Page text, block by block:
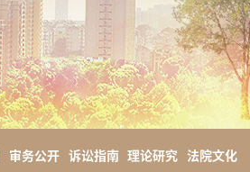
审务公开 诉讼指南 理论研究 法院文化